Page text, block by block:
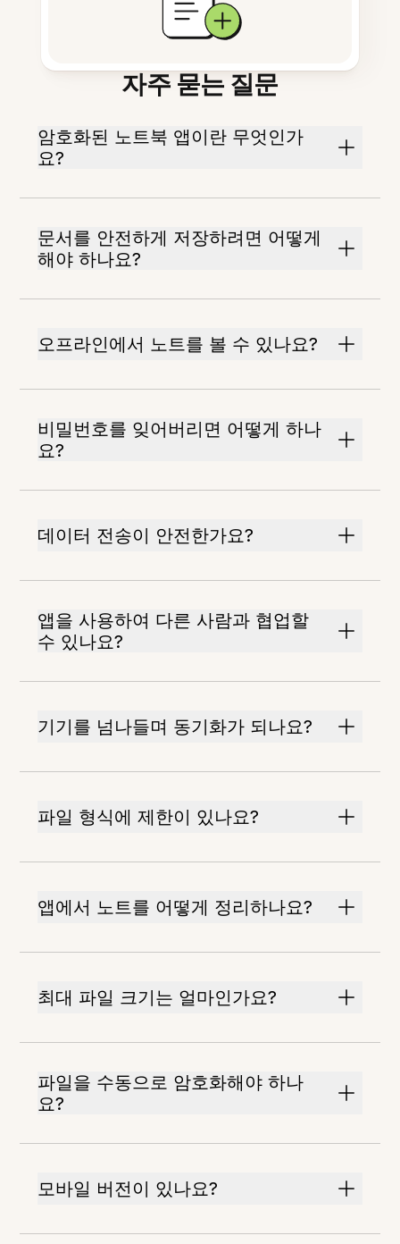
자주 묻는 질문
암호화된 노트북 앱이란 무엇인가
요?
문서를 안전하게 저장하려면 어떻게
해야 하나요?
오프라인에서 노트를 볼 수 있나요?
비밀번호를 잊어버리면 어떻게 하나
요?
데이터 전송이 안전한가요?
앱을 사용하여 다른 사람과 협업할
수 있나요?
기기를 넘나들며 동기화가 되나요?
파일 형식에 제한이 있나요?
앱에서 노트를 어떻게 정리하나요?
최대 파일 크기는 얼마인가요?
파일을 수동으로 암호화해야 하나
요?
모바일 버전이 있나요?